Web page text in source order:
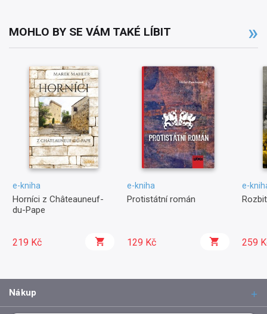
MOHLO BY SE VÁM TAKÉ LÍBIT
e-kniha
Horníci z Châteauneuf-
du-Pape
219 Kč
e-kniha
Protistátní román
129 Kč
e-
259
Nákup